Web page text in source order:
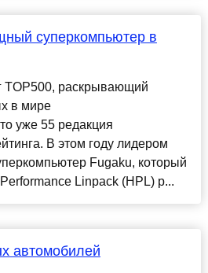
суперкомпьютер в
TOP500, раскрывающий
в мире
уже 55 редакция
В этом году лидером
Fugaku, который
Linpack (HPL) р...
автомобилей